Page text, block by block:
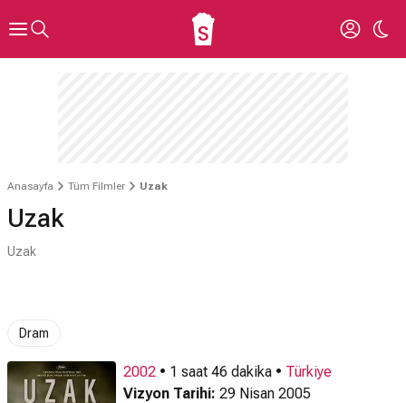
Anasayfa Tüm Filmler Uzak
Uzak
Uzak
Dram
2002 • 1 saat 46 dakika • Türkiye
Vizyon Tarihi: 29 Nisan 2005